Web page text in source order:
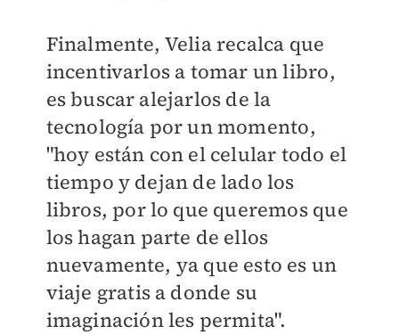
Finalmente, Velia recalca que
incentivarlos a tomar un libro,
es buscar alejarlos de la
tecnología por un momento,
"hoy están con el celular todo el
tiempo y dejan de lado los
libros, por lo que queremos que
los hagan parte de ellos
nuevamente, ya que esto es un
viaje gratis a donde su
imaginación les permita".